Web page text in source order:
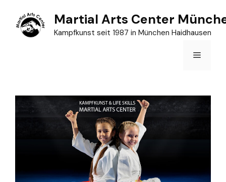
Inhalt
springen
Martial Arts Center
Kampfkunst seit 1987 in München Haidhausen
Menü